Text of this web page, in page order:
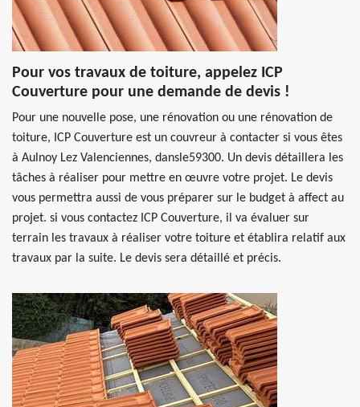
Pour vos travaux de toiture, appelez ICP
Couverture pour une demande de devis !
Pour une nouvelle pose, une rénovation ou une rénovation de
toiture, ICP Couverture est un couvreur à contacter si vous êtes
à Aulnoy Lez Valenciennes, dansle59300. Un devis détaillera les
tâches à réaliser pour mettre en œuvre votre projet. Le devis
vous permettra aussi de vous préparer sur le budget à affect au
projet. si vous contactez ICP Couverture, il va évaluer sur
terrain les travaux à réaliser votre toiture et établira relatif aux
travaux par la suite. Le devis sera détaillé et précis.